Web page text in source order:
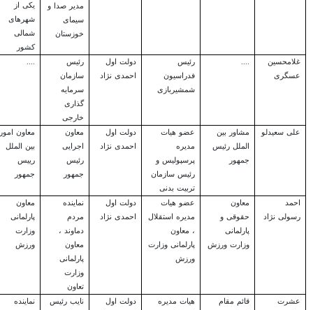
مدیر صدا و
سیمای
خوزستان
یکی از
شهرهای
شمالی
کشور
غلامحسین
عسگری
....
رئیس
فدراسیون
شمشیربازی
دولت اول
احمدی نژاد
رئیس
سازمان
سرمایه
گذاری
خارجی
....
علی سعیدلو
مشاور بین
الملل رئیس
جمهور
عضو هیات
مدیره
پرسپولیس و
رئیس سازمان
تربیت بدنی
دولت اول
احمدی نژاد
معاون
اجرایی
رئیس
جمهور
معاون
بین الملل
رییس
جمهور
احمد
رسولی نژاد
معاون
حقوقی و
پارلمانی
وزارت ورزش
عضو هیات
مدیره استقلال
، معاون
پارلمانی وزارت
ورزش
دولت اول
احمدی نژاد
نماینده
مردم
دماوند ،
معاون
پارلمانی
وزارت
تعاون
معاون
پارلمانی
وزارت
ورزش
عشرت
قائم مقام
هیات مدیره
دولت اول
نایب رئیس
نماینده